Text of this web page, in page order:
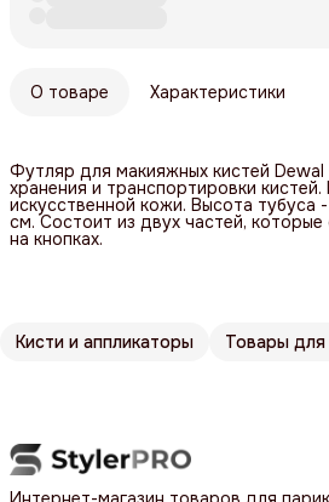
О товаре Характеристики
Футляр для макияжных кистей
хранения и транспортировки кистей.
искусственной кожи. Высота
см. Состоит из двух частей,
на кнопках.
Кисти и аппликаторы Товары для